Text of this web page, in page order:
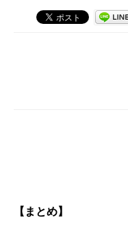
【まとめ】